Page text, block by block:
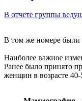
В отчете группы
В том же номере были
Наиболее важное
Ранее было принято
женщин в возрасте 40-